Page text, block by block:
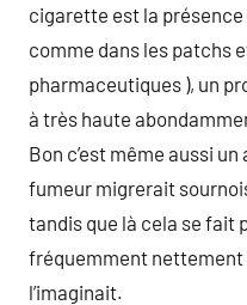
cigarette est la présence
comme dans les patchs
pharmaceutiques ), un
à très haute
Bon c’est même aussi
fumeur migrerait
tandis que là cela se fait
fréquemment nettement
l’imaginait.